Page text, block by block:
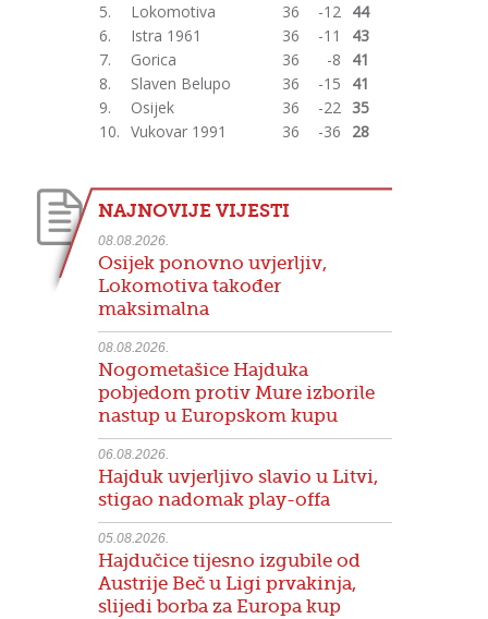
5.
Lokomotiva 36 -12 44
6.
Istra 1961 36 -11
43
7.
Gorica 36 -8
41
8.
Slaven Belupo 36 -15
41
9.
Osijek 36 -22 35
10. Vukovar 1991 36 -36 28
NAJNOVIJE VIJESTI
08.08.2026.
Osijek ponovno uvjerljiv,
Lokomotiva također
maksimalna
08.08.2026.
Nogometašice Hajduka
pobjedom protiv Mure izborile
nastup u Europskom kupu
06.08.2026.
Hajduk uvjerljivo slavio u Litvi,
stigao nadomak play-offa
05.08.2026.
Hajdučice tijesno izgubile od
Austrije Beč u Ligi prvakinja,
slijedi borba za Europa kup